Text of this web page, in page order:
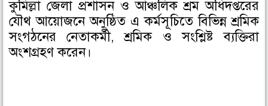
কুমিল্লা জেলা প্রশাসন ও আঞ্চলিক শ্রম অধিদপ্তরের
যৌথ আয়োজনে অনুষ্ঠিত এ কর্মসূচিতে বিভিন্ন শ্রমিক
সংগঠনের নেতাকর্মী, শ্রমিক ও সংশ্লিষ্ট ব্যক্তিরা
অংশগ্রহণ করেন।